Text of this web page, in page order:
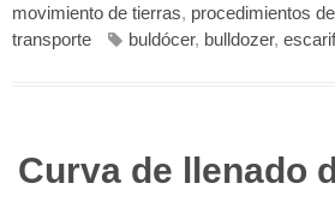
movimiento de tierras, procedimientos
transporte
buldócer, bulldozer,
Curva de llenado